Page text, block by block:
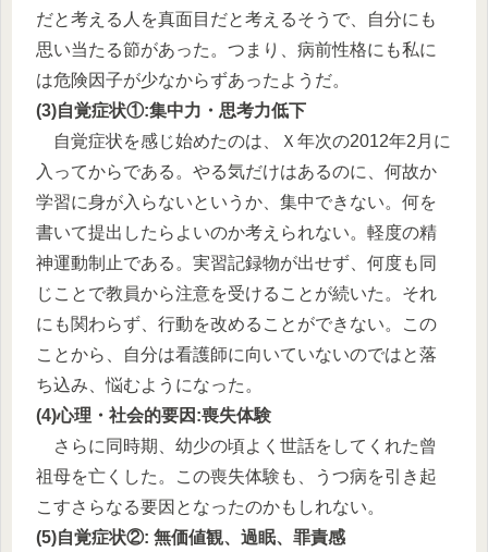
だと考える人を真面目だと考えるそうで、自分にも
思い当たる節があった。つまり、病前性格にも私に
は危険因子が少なからずあったようだ。
(3)自覚症状①:集中力・思考力低下
自覚症状を感じ始めたのは、Ｘ年次の2012年2月に
入ってからである。やる気だけはあるのに、何故か
学習に身が入らないというか、集中できない。何を
書いて提出したらよいのか考えられない。軽度の精
神運動制止である。実習記録物が出せず、何度も同
じことで教員から注意を受けることが続いた。それ
にも関わらず、行動を改めることができない。この
ことから、自分は看護師に向いていないのではと落
ち込み、悩むようになった。
(4)心理・社会的要因:喪失体験
さらに同時期、幼少の頃よく世話をしてくれた曾
祖母を亡くした。この喪失体験も、うつ病を引き起
こすさらなる要因となったのかもしれない。
(5)自覚症状②: 無価値観、過眠、罪責感